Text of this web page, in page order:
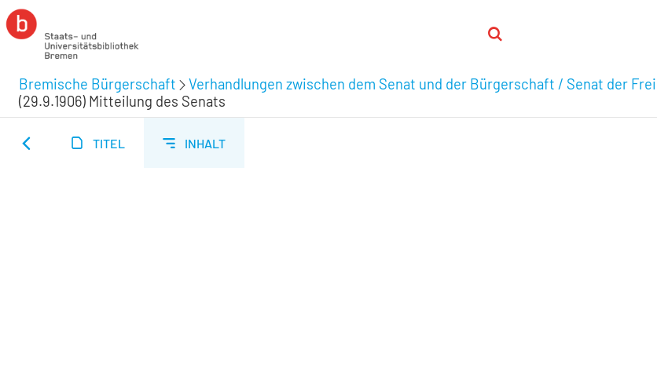
Bremische Bürgerschaft Verhandlungen zwischen dem Senat und der Bürgerschaft / Senat der
(29.9.1906) Mitteilung des Senats
TITEL INHALT